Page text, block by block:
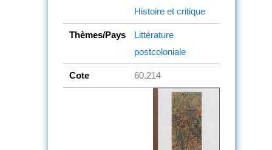
Histoire et critique
Thèmes/Pays
Littérature
postcoloniale
Cote 60.214